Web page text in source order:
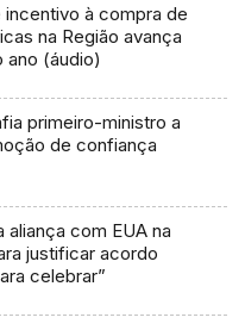
incentivo à compra de
na Região avança
ano (áudio)
primeiro-ministro a
de confiança
aliança com EUA na
justificar acordo
celebrar”